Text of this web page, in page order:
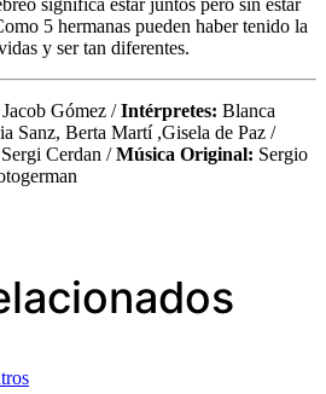
5 hermanas pueden haber tenido la
y ser tan diferentes.
Jacob Gómez /Intérpretes: Blanca
Sanz, Berta Martí ,Gisela de Paz /
Sergi Cerdan /Música Original: Sergio